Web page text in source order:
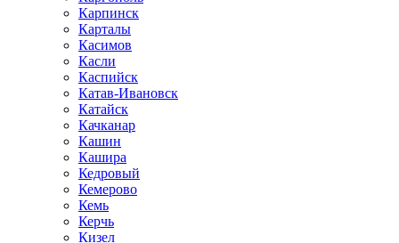
Карпинск
Карталы
Касимов
Касли
Каспийск
Катав-Ивановск
Катайск
Качканар
Кашин
Кашира
Кедровый
Кемерово
Кемь
Керчь
Кизел